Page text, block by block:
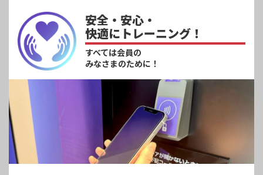
安全・安心・
快適にトレーニング！
すべては会員の
みなさまのために！